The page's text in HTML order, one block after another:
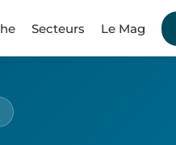
Secteurs Le Mag